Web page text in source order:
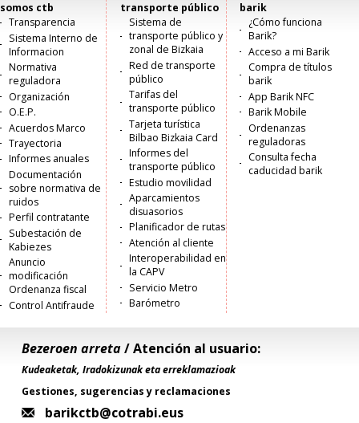
Menú
principal
somos ctb
Transparencia
Sistema Interno de
Informacion
Normativa
reguladora
Organización
O.E.P.
Acuerdos Marco
Trayectoria
Informes anuales
Documentación
sobre normativa de
ruidos
Perfil contratante
Subestación de
Kabiezes
Anuncio
modificación
Ordenanza fiscal
Control Antifraude
transporte público
Sistema de
transporte público y
zonal de Bizkaia
Red de transporte
público
Tarifas del
transporte público
Tarjeta turística
Bilbao Bizkaia Card
Informes del
transporte público
Estudio movilidad
Aparcamientos
disuasorios
Planificador de rutas
Atención al cliente
Interoperabilidad en
la CAPV
Servicio Metro
Barómetro
barik
¿Cómo funciona
Barik?
Acceso a mi Barik
Compra de títulos
barik
App Barik NFC
Barik Mobile
Ordenanzas
reguladoras
Consulta fecha
caducidad barik
Bezeroen arreta/ Atención al usuario:
Kudeaketak, Iradokizunak eta erreklamazioak
Gestiones, sugerencias y reclamaciones
barikctb@cotrabi.eus